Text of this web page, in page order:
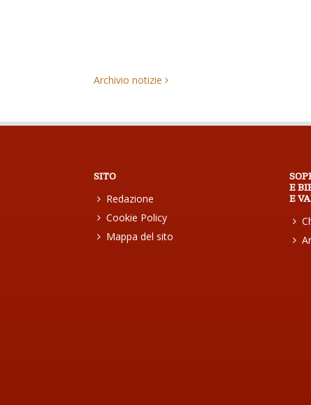
Archivio notizie
SITO
Redazione
Cookie Policy
Mappa del sito
E
E